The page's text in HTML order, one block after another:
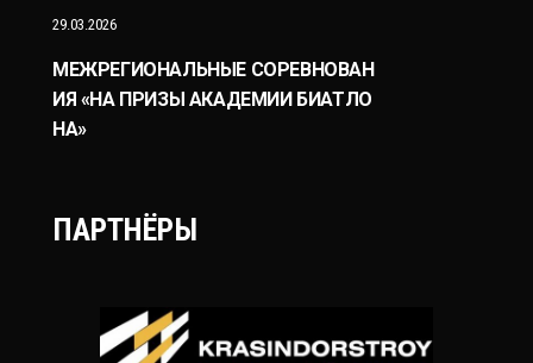
29.03.2026
МЕЖРЕГИОНАЛЬНЫЕ СОРЕВНОВАН
ИЯ «НА ПРИЗЫ АКАДЕМИИ БИАТЛО
НА»
ПАРТНЁРЫ